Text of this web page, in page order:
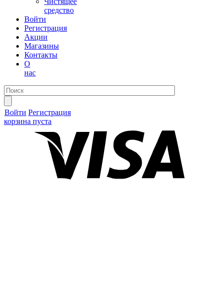
средство
Войти
Регистрация
Акции
Магазины
Контакты
О
нас
Войти Регистрация
корзина пуста